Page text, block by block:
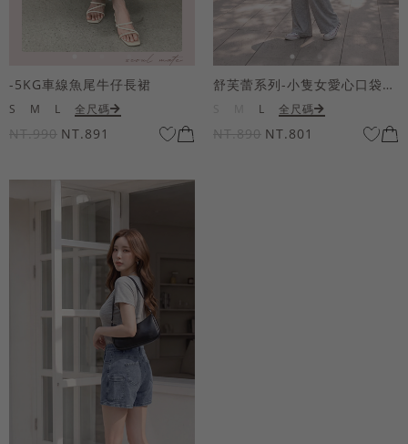
-5KG車線魚尾牛仔長裙
S M L 全尺碼
NT.990 NT.891
舒芙蕾系列-小隻女愛心口袋寬褲
L 全尺碼
NT.890 NT.801